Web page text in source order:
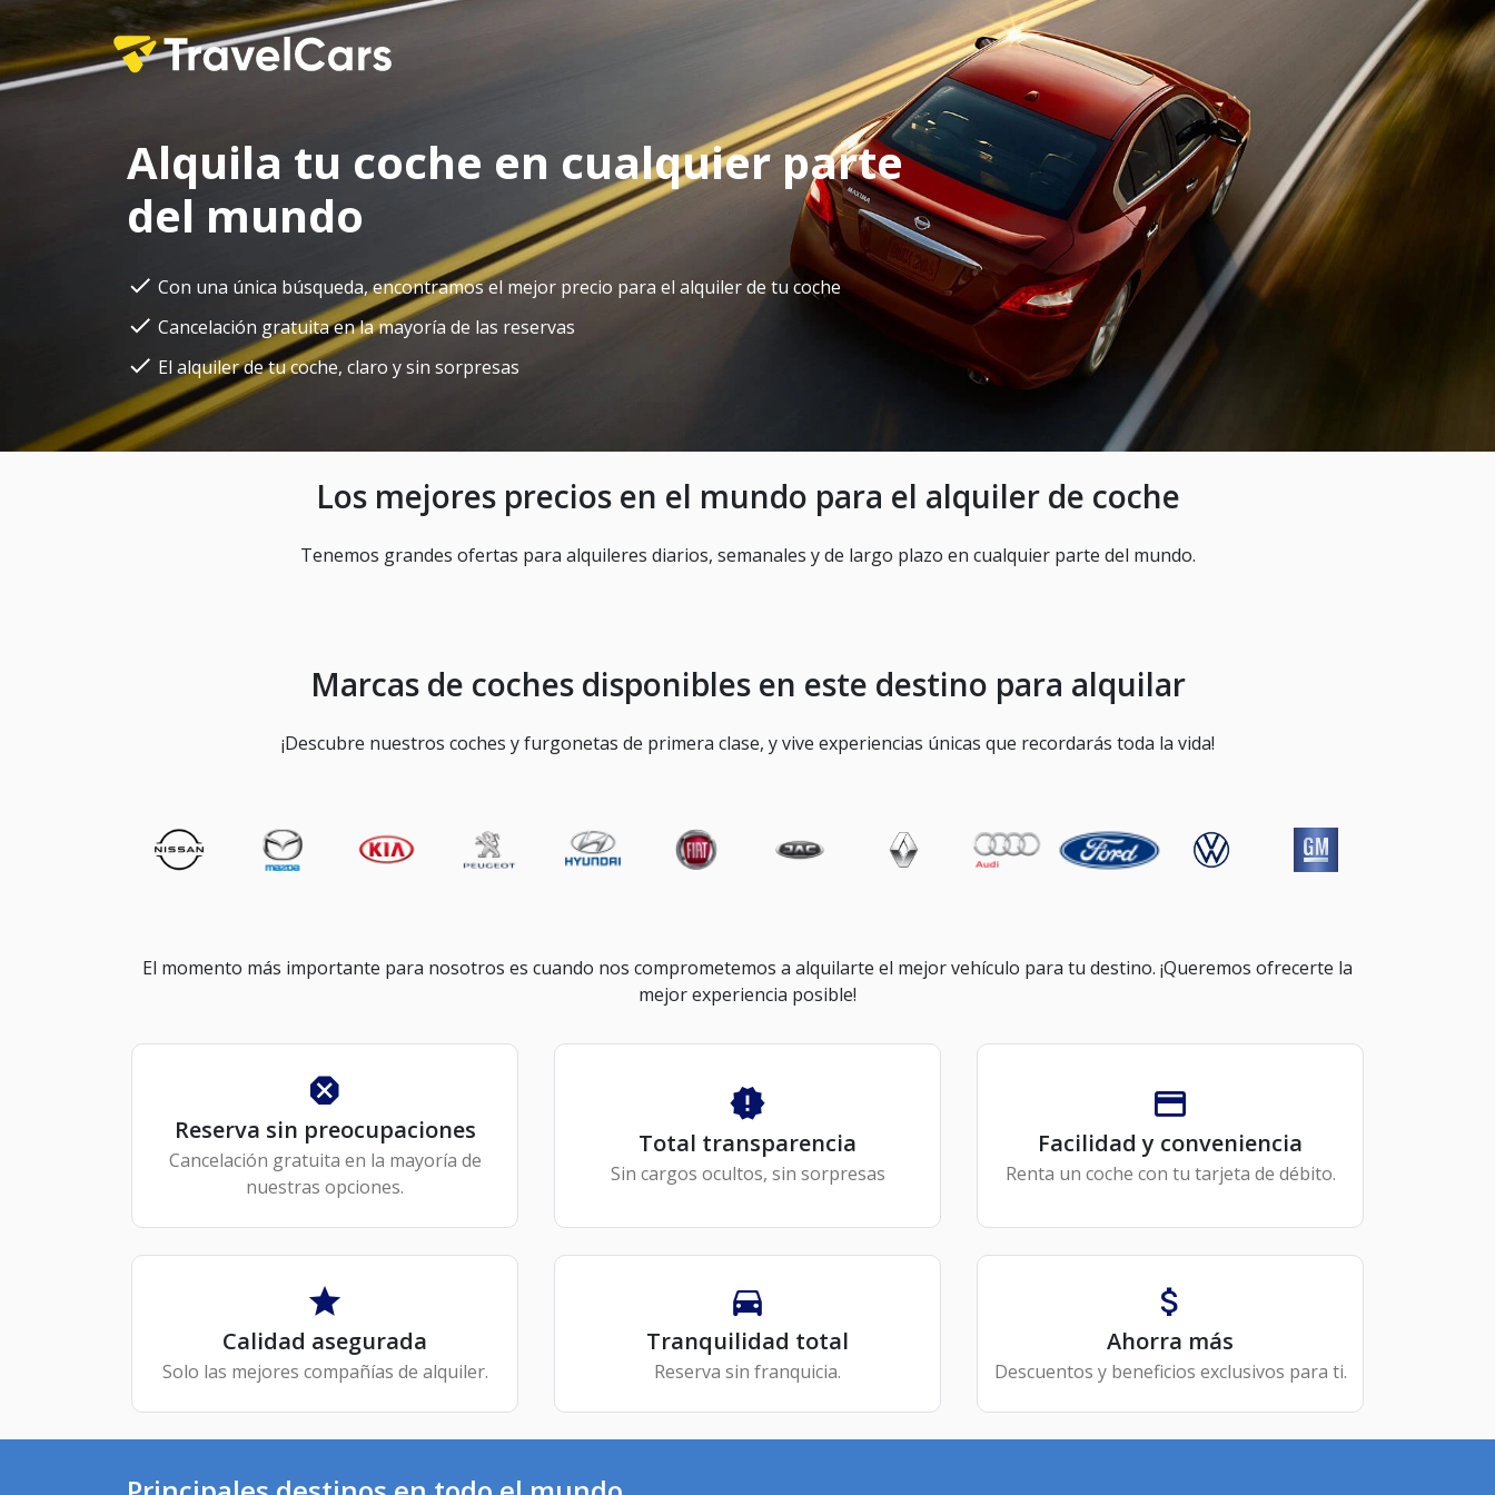
Alquila tu coche en cualquier parte
del mundo
Con una única búsqueda, encontramos el mejor precio para el alquiler de tu coche
Cancelación gratuita en la mayoría de las reservas
El alquiler de tu coche, claro y sin sorpresas
Los mejores precios en el mundo para el alquiler de coche
Tenemos grandes ofertas para alquileres diarios, semanales y de largo plazo en cualquier parte del mundo.
Marcas de coches disponibles en este destino para alquilar
¡Descubre nuestros coches y furgonetas de primera clase, y vive experiencias únicas que recordarás toda la vida!
El momento más importante para nosotros es cuando nos comprometemos a alquilarte el mejor vehículo para tu destino. ¡Queremos ofrecerte la
mejor experiencia posible!
Reserva sin preocupaciones
Cancelación gratuita en la mayoría de
nuestras opciones.
Total transparencia
Sin cargos ocultos, sin sorpresas
Facilidad y conveniencia
Renta un coche con tu tarjeta de débito.
Calidad asegurada
Solo las mejores compañías de alquiler.
Tranquilidad total
Reserva sin franquicia.
Ahorra más
Descuentos y beneficios exclusivos para ti.